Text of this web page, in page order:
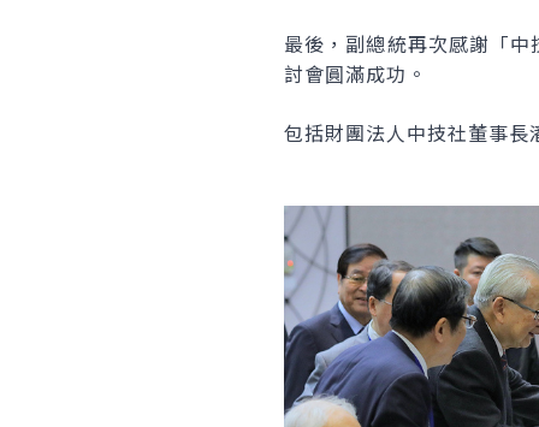
最後，副總統再次感謝「
討會圓滿成功。
包括財團法人中技社董事